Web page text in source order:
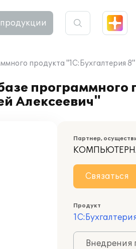
продукта
программного
Алексеевич"
Партнер,
Связаться
Продукт
Внедрения